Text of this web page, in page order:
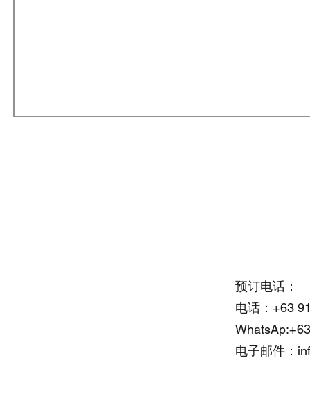
预订电话：
电话：+63
电子邮件：